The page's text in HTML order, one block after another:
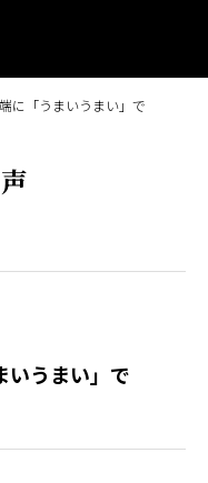
に「うまいうまい」で
いうまい」で